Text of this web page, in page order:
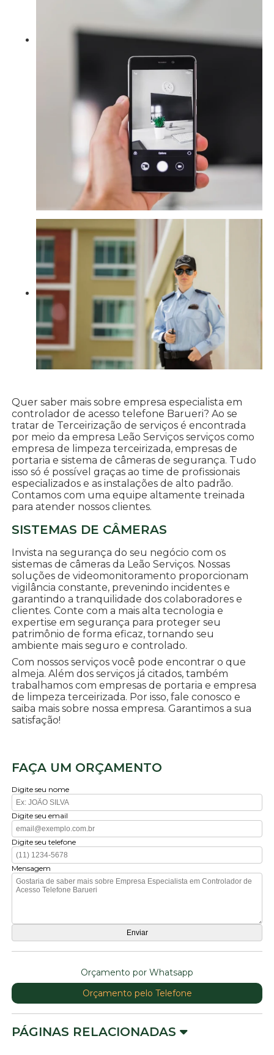
Quer saber mais sobre empresa especialista em
controlador de acesso telefone Barueri? Ao se
tratar de Terceirização de serviços é encontrada
por meio da empresa Leão Serviços serviços como
empresa de limpeza terceirizada, empresas de
portaria e sistema de câmeras de segurança. Tudo
isso só é possível graças ao time de profissionais
especializados e as instalações de alto padrão.
Contamos com uma equipe altamente treinada
para atender nossos clientes.
SISTEMAS DE CÂMERAS
Invista na segurança do seu negócio com os
sistemas de câmeras da Leão Serviços. Nossas
soluções de videomonitoramento proporcionam
vigilância constante, prevenindo incidentes e
garantindo a tranquilidade dos colaboradores e
clientes. Conte com a mais alta tecnologia e
expertise em segurança para proteger seu
patrimônio de forma eficaz, tornando seu
ambiente mais seguro e controlado.
Com nossos serviços você pode encontrar o que
almeja. Além dos serviços já citados, também
trabalhamos com empresas de portaria e empresa
de limpeza terceirizada. Por isso, fale conosco e
saiba mais sobre nossa empresa. Garantimos a sua
satisfação!
FAÇA UM ORÇAMENTO
Digite seu nome
Digite seu email
Digite seu telefone
Mensagem
Orçamento por Whatsapp
Orçamento pelo Telefone
PÁGINAS RELACIONADAS